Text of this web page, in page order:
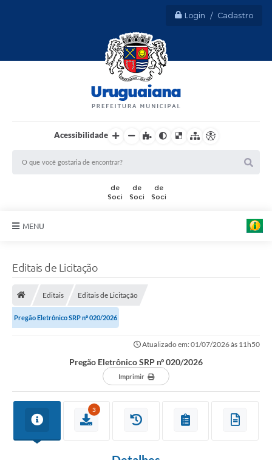
Login / Cadastro
Acessibilidade
MENU
Prefeito Municipal
Vice-Prefeito Municipal
Editais de Licitação
Editais Editais de Licitação
Pregão Eletrônico SRP nº 020/2026
Atualizado em: 01/07/2026 às 11h50
Pregão Eletrônico SRP nº 020/2026
Imprimir
3